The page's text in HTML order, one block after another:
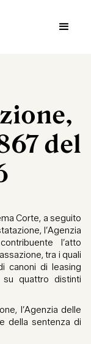
del
Corte, a seguito
l’Agenzia
l’atto
tra i quali
canoni di leasing
su quattro distinti
l’Agenzia delle
della sentenza di